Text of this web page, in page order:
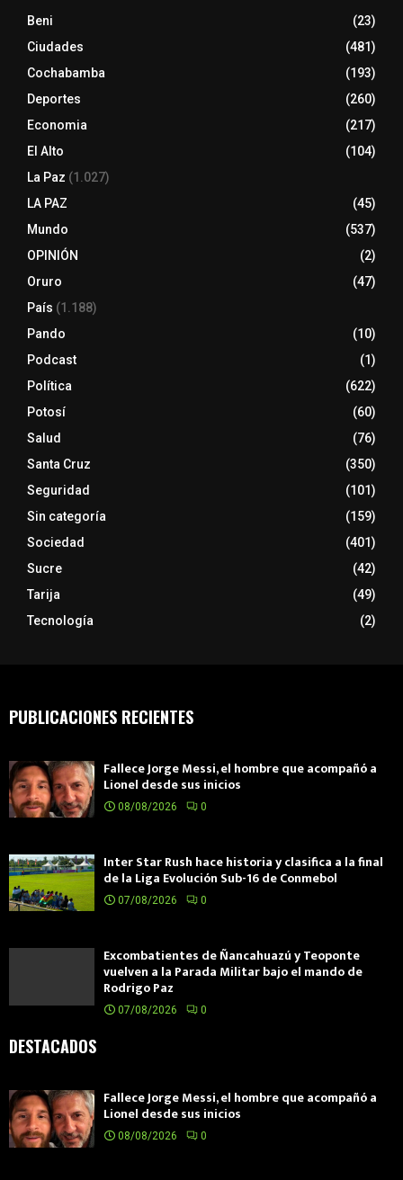
Beni
(23)
Ciudades
(481)
Cochabamba
(193)
Deportes
(260)
Economia
(217)
El Alto
(104)
La Paz (1.027)
LA PAZ
(45)
Mundo
(537)
OPINIÓN
(2)
Oruro
(47)
País (1.188)
Pando
(10)
Podcast
(1)
Política
(622)
Potosí
(60)
Salud
(76)
Santa Cruz
(350)
Seguridad
(101)
Sin categoría
(159)
Sociedad
(401)
Sucre
(42)
Tarija
(49)
Tecnología
(2)
PUBLICACIONES RECIENTES
Fallece Jorge Messi, el hombre que acompañó a
Lionel desde sus inicios
08/08/2026 0
Inter Star Rush hace historia y clasifica a la final
de la Liga Evolución Sub-16 de Conmebol
07/08/2026 0
Excombatientes de Ñancahuazú y Teoponte
vuelven a la Parada Militar bajo el mando de
Rodrigo Paz
07/08/2026 0
DESTACADOS
Fallece Jorge Messi, el hombre que acompañó a
Lionel desde sus inicios
08/08/2026 0